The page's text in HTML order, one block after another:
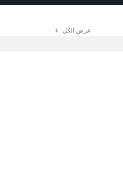
عرض الكل